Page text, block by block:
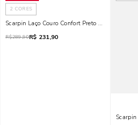
2 CORES
Scarpin Laço Couro Confort Preto Bico Fino
R$289,90R$ 231,90
Scarpin